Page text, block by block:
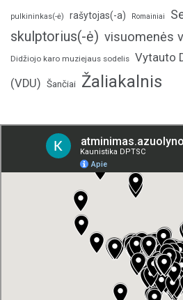
pulkininkas(-ė) rašytojas(-a) Romainiai
skulptorius(-ė) visuomenės
Didžiojo karo muziejaus sodelis Vytauto
(VDU) Šančiai Žaliakalnis